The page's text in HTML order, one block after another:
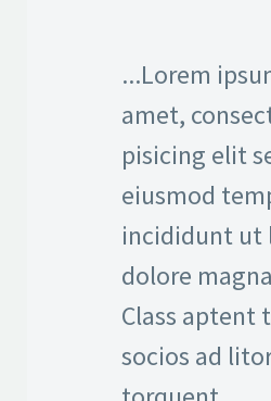
...Lorem
amet,
pisicing elit
eiusmod
incididunt ut
dolore
Class aptent
socios ad